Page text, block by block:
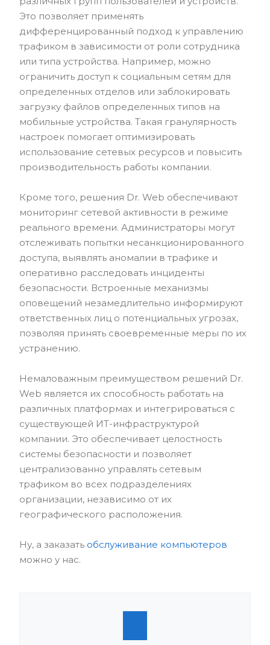
Это позволяет применять
дифференцированный подход к управлению
трафиком в зависимости от роли сотрудника
или типа устройства. Например, можно
ограничить доступ к социальным сетям для
определенных отделов или заблокировать
загрузку файлов определенных типов на
мобильные устройства. Такая гранулярность
настроек помогает оптимизировать
использование сетевых ресурсов и повысить
производительность работы компании.
Кроме того, решения Dr. Web обеспечивают
мониторинг сетевой активности в режиме
реального времени. Администраторы могут
отслеживать попытки несанкционированного
доступа, выявлять аномалии в трафике и
оперативно расследовать инциденты
безопасности. Встроенные механизмы
оповещений незамедлительно информируют
ответственных лиц о потенциальных угрозах,
позволяя принять своевременные меры по их
устранению.
Немаловажным преимуществом решений Dr.
Web является их способность работать на
различных платформах и интегрироваться с
существующей ИТ-инфраструктурой
компании. Это обеспечивает целостность
системы безопасности и позволяет
централизованно управлять сетевым
трафиком во всех подразделениях
организации, независимо от их
географического расположения.
Ну, а заказать обслуживание компьютеров
можно у нас.